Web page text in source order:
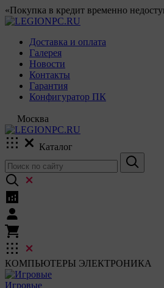
«Покупка в кредит временно
Доставка и оплата
Галерея
Новости
Контакты
Гарантия
Конфигуратор ПК
Москва
Каталог
КОМПЬЮТЕРЫ ЭЛЕКТРОНИКА
Игровые